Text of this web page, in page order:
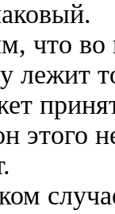
что во
лежит